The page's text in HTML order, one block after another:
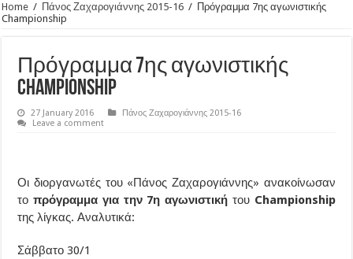
Home / Πάνος Ζαχαρογιάννης 2015-16 / Πρόγραμμα 7ης αγωνιστικής
Championship
Πρόγραμμα 7ης αγωνιστικής
Championship
27 January 2016
Πάνος Ζαχαρογιάννης 2015-16
Leave a comment
Οι διοργανωτές του «Πάνος Ζαχαρογιάννης» ανακοίνωσαν
το πρόγραμμα για την 7η αγωνιστική του Championship
της λίγκας. Αναλυτικά:
Σάββατο 30/1